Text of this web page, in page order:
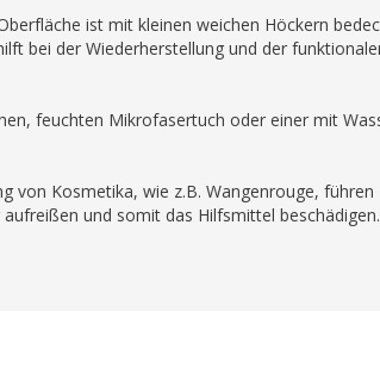
ist mit kleinen weichen Höckern
bei der Wiederherstellung und der
feuchten Mikrofasertuch oder einer mit
von Kosmetika, wie z.B. Wangenrouge,
und somit das Hilfsmittel beschädigen.